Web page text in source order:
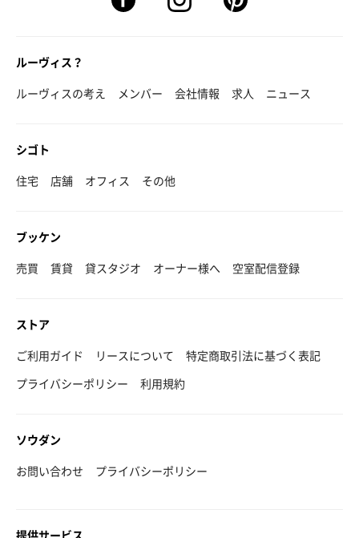
ルーヴィス？
ルーヴィスの考え
メンバー 会社情報 求人 ニュース
シゴト
住宅
店舗 オフィス その他
ブッケン
売買
賃貸 貸スタジオ オーナー様へ 空室配信登録
ストア
ご利用ガイド
リースについて
特定商取引法に基づく表記
プライバシーポリシー
利用規約
ソウダン
お問い合わせ
プライバシーポリシー
提供サービス